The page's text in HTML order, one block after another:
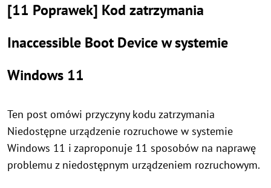
[11 Poprawek] Kod zatrzymania
Inaccessible Boot Device w systemie
Windows 11
Ten post omówi przyczyny kodu zatrzymania
Niedostępne urządzenie rozruchowe w systemie
Windows 11 i zaproponuje 11 sposobów na naprawę
problemu z niedostępnym urządzeniem rozruchowym.